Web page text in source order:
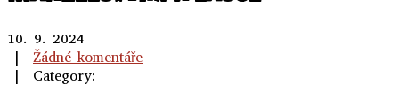
10. 9. 2024
| Žádné komentáře
| Category: